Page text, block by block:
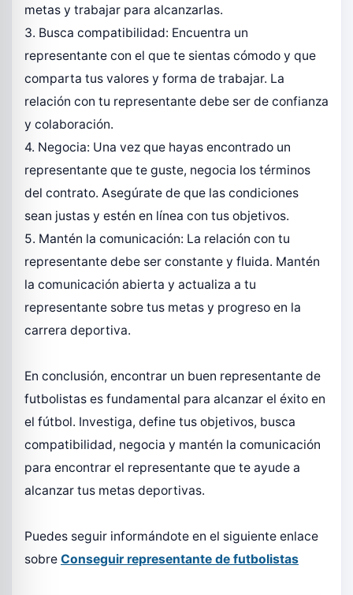
metas y trabajar para alcanzarlas.
3. Busca compatibilidad: Encuentra un
representante con el que te sientas cómodo y que
comparta tus valores y forma de trabajar. La
relación con tu representante debe ser de confianza
y colaboración.
4. Negocia: Una vez que hayas encontrado un
representante que te guste, negocia los términos
del contrato. Asegúrate de que las condiciones
sean justas y estén en línea con tus objetivos.
5. Mantén la comunicación: La relación con tu
representante debe ser constante y fluida. Mantén
la comunicación abierta y actualiza a tu
representante sobre tus metas y progreso en la
carrera deportiva.
En conclusión, encontrar un buen representante de
futbolistas es fundamental para alcanzar el éxito en
el fútbol. Investiga, define tus objetivos, busca
compatibilidad, negocia y mantén la comunicación
para encontrar el representante que te ayude a
alcanzar tus metas deportivas.
Puedes seguir informándote en el siguiente enlace
sobre Conseguir representante de futbolistas